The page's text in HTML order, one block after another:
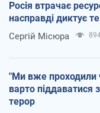
Росія втрачає
насправді диктує
Сергій Місюра
"Ми вже проходили
варто піддаватися
терор